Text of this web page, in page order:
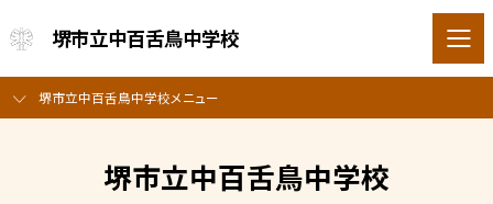
堺市立中百舌鳥中学校
堺市立中百舌鳥中学校メニュー
堺市立中百舌鳥中学校